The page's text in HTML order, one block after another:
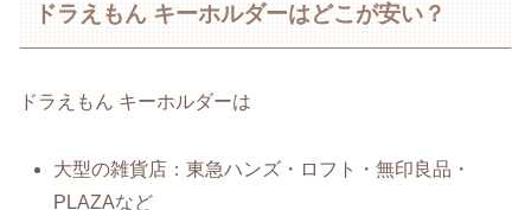
ドラえもん キーホルダーはどこが安い？
ドラえもん キーホルダーは
大型の雑貨店：東急ハンズ・ロフト・無印良品・
PLAZAなど